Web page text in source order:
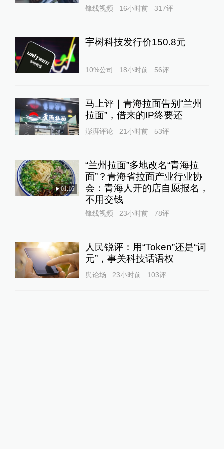
宇树科技发行价150.8元
10%公司 18小时前 56评
马上评｜青海拉面告别“兰州
澎湃评论 21小时前 53评
01:16
“兰州拉面”多地改名“青海拉
会：青海人开的店自愿报名，
不用交钱
锋线视频 23小时前 78 评
人民锐评：用“Token”还是“词
舆论场 23小时前 103评